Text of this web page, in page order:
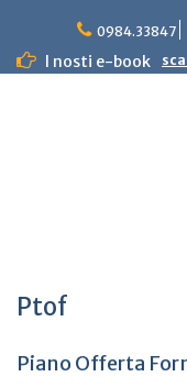
content
0984.33847
I nosti e-book
Ptof
Piano Offerta